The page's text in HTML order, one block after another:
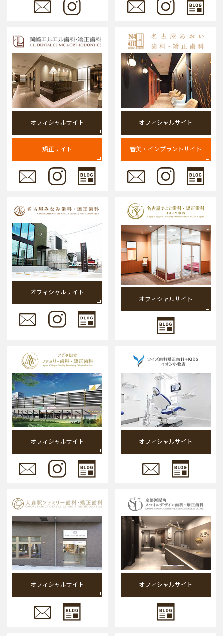
オフィシャルサイト
矯正サイト
オフィシャルサイト
審美・インプラントサイト
オフィシャルサイト
オフィシャルサイト
オフィシャルサイト オフィシャルサイト
オフィシャルサイト オフィシャルサイト